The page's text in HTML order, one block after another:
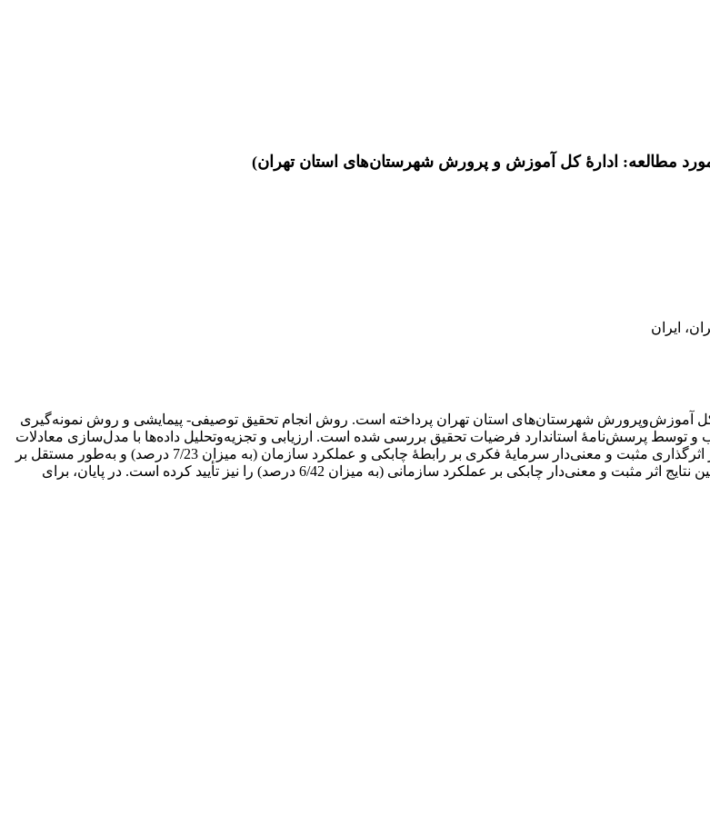
مطالعه: ادارۀ کل آموزش و پرورش شهرستان‌های استان تهران)
ایران
آموزش‌وپرورش شهرستان‌های استان تهران پرداخته است. روش انجام تحقیق توصیفی- پیمایشی و روش نمونه‌گیری
جامعۀ آماری شامل 260 نفر است که تعداد 155 نمونه انتخاب و توسط پرسش‌نامۀ استاندارد فرضیات تحقیق بررسی شده است. ارزیابی و تجزیه‌وتحلیل داده‌ها با مدل‌سازی معادلات
ساختاری و نرم‌افزار Smart-pls (حداقل مربعات جزئی) انجام گرفته است. نتایج حاکی از اثرگذاری مثبت و معنی‌دار سرمایۀ فکری بر رابطۀ چابکی و عملکرد سازمان (به میزان 7/23 درصد) و به‌طور مستقل بر
چابکی سازمان و بر عملکرد سازمانی (به‌ترتیب به میزان 3/72 و 7/33 درصد) دارد. همچنین نتایج اثر مثبت و معنی‌دار چابکی بر عملکرد سازمانی (به میزان 6/42 درصد) را نیز تأیید کرده است. در پایان، برای